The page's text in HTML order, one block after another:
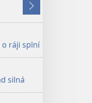
2023
Další
o ráji splní
silná